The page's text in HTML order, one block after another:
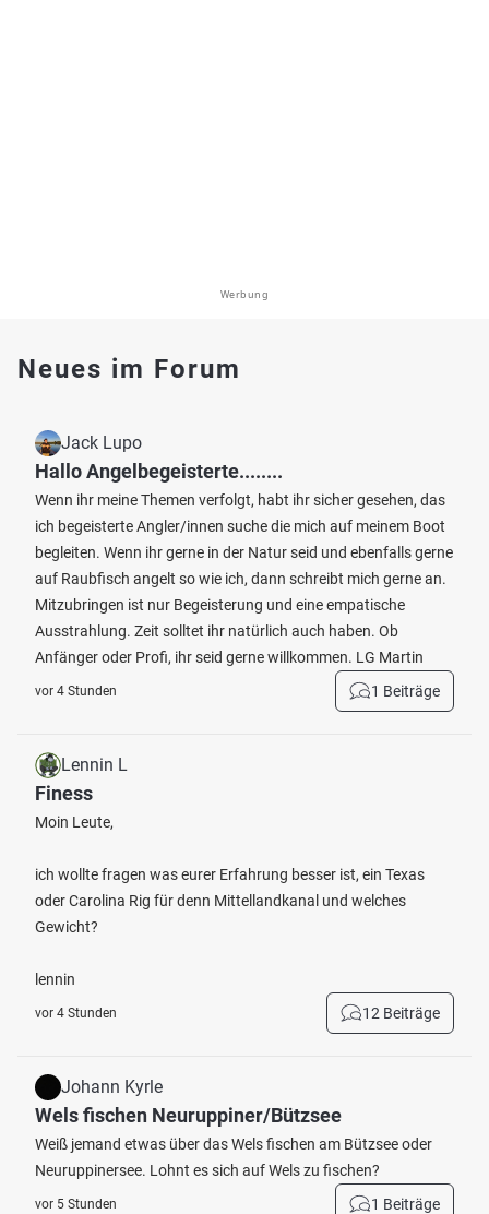
Werbung
Neues im Forum
Jack Lupo
Hallo Angelbegeisterte........
Wenn ihr meine Themen verfolgt, habt ihr sicher gesehen, das
ich begeisterte Angler/innen suche die mich auf meinem Boot
begleiten. Wenn ihr gerne in der Natur seid und ebenfalls gerne
auf Raubfisch angelt so wie ich, dann schreibt mich gerne an.
Mitzubringen ist nur Begeisterung und eine empatische
Ausstrahlung. Zeit solltet ihr natürlich auch haben. Ob
Anfänger oder Profi, ihr seid gerne willkommen. LG Martin
vor 4 Stunden 1 Beiträge
Lennin L
Finess
Moin Leute,
ich wollte fragen was eurer Erfahrung besser ist, ein Texas
oder Carolina Rig für denn Mittellandkanal und welches
Gewicht?
lennin
vor 4 Stunden 12 Beiträge
Johann Kyrle
Wels fischen Neuruppiner/Bützsee
Weiß jemand etwas über das Wels fischen am Bützsee oder
Neuruppinersee. Lohnt es sich auf Wels zu fischen?
vor 5 Stunden 1 Beiträge